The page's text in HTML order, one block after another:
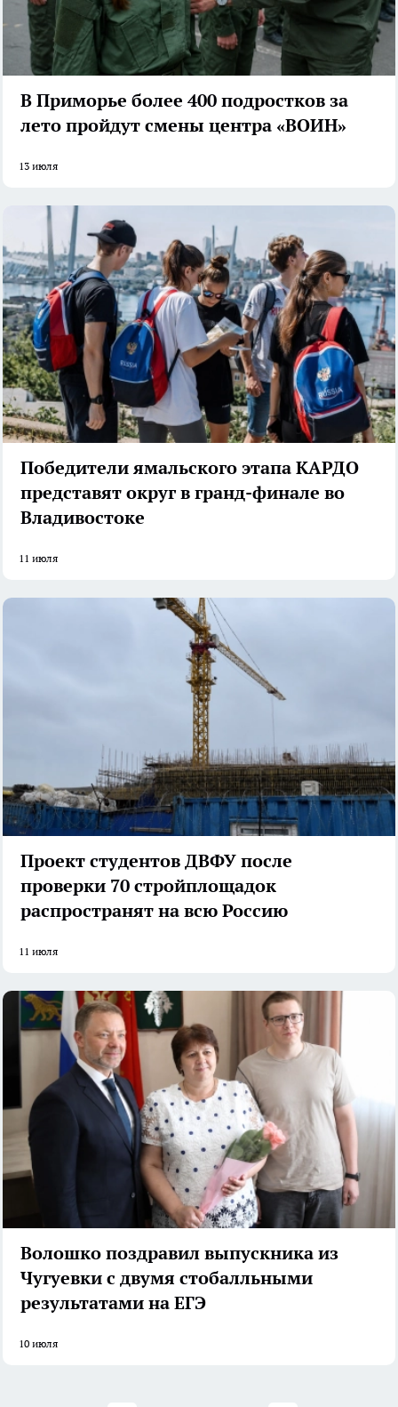
В Приморье более 400 подростков за
лето пройдут смены центра «ВОИН»
13 июля
Победители ямальского этапа КАРДО
представят округ в гранд-финале во
Владивостоке
11 июля
Проект студентов ДВФУ после
проверки 70 стройплощадок
распространят на всю Россию
11 июля
Волошко поздравил выпускника из
Чугуевки с двумя стобалльными
результатами на ЕГЭ
10 июля